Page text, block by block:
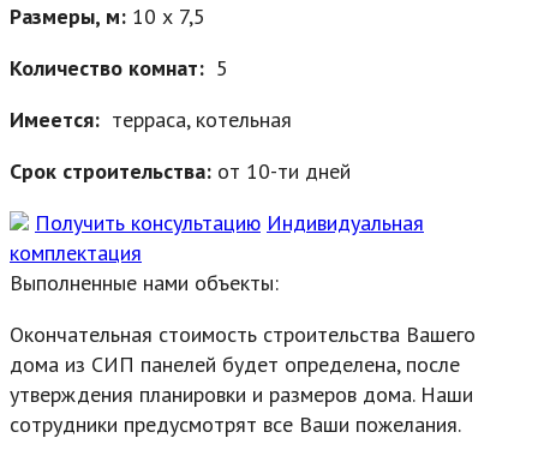
Размеры, м: 10 х 7,5
Количество комнат: 5
Имеется: терраса, котельная
Срок строительства: от 10-ти дней
Получить консультацию Индивидуальная
комплектация
Выполненные нами объекты:
Окончательная стоимость строительства Вашего
дома из СИП панелей будет определена, после
утверждения планировки и размеров дома. Наши
сотрудники предусмотрят все Ваши пожелания.